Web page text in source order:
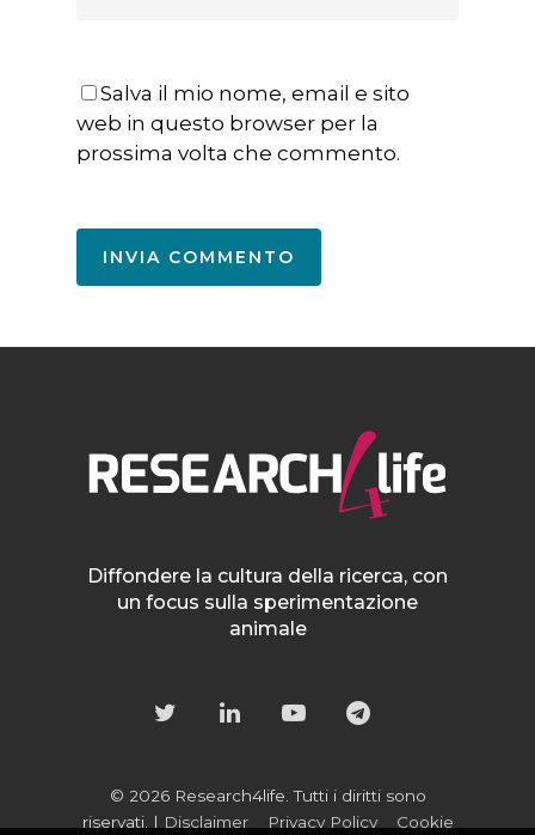
Salva il mio nome, email e sito
web in questo browser per la
prossima volta che commento.
Diffondere la cultura della ricerca, con
un focus sulla sperimentazione
animale
© 2026 Research4life. Tutti i diritti sono
riservati. | Disclaimer Privacy Policy Cookie